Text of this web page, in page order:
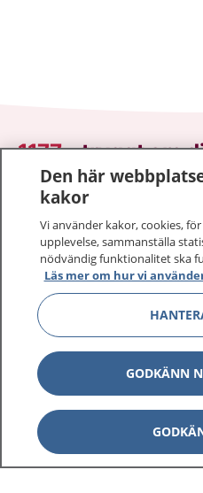
1177–tryggt om
På 1177.se får du råd om
Logga in för att läsa din
vårdärenden. Ring
sjukvårdsrådgivning
1177 ger dig råd när du
1177 på flera språk
Om 1177
Den här
kakor
Vi använder kakor, cookies,
upplevelse, sammanställa
nödvändig funktionalitet ska
Läs mer om hur vi
GODKÄNN